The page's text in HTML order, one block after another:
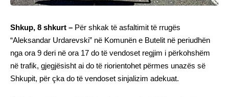
Shkup, 8 shkurt – Për shkak të asfaltimit të rrugës
“Aleksandar Urdarevski” në Komunën e Butelit në periudhën
nga ora 9 deri në ora 17 do të vendoset regjim i përkohshëm
në trafik, gjegjësisht ai do të riorientohet përmes unazës së
Shkupit, për çka do të vendoset sinjalizim adekuat.